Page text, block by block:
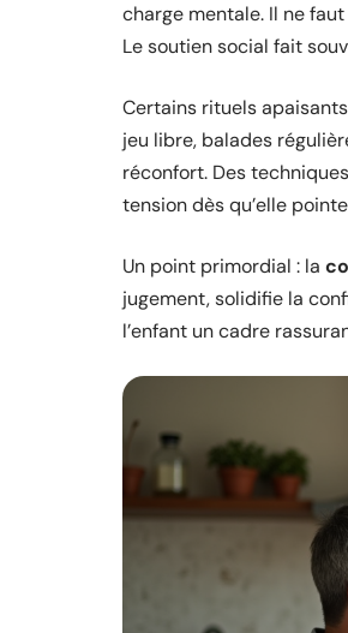
charge mentale. Il ne
Le soutien social fait
Certains rituels
jeu libre, balades
réconfort. Des
tension dès qu’elle
Un point primordial : la
jugement, solidifie la
l’enfant un cadre